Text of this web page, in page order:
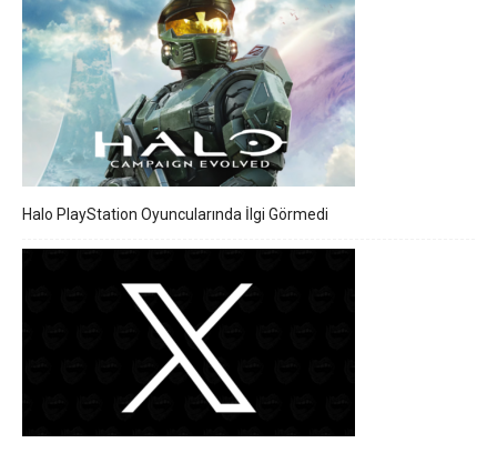
Halo PlayStation Oyuncularında İlgi Görmedi